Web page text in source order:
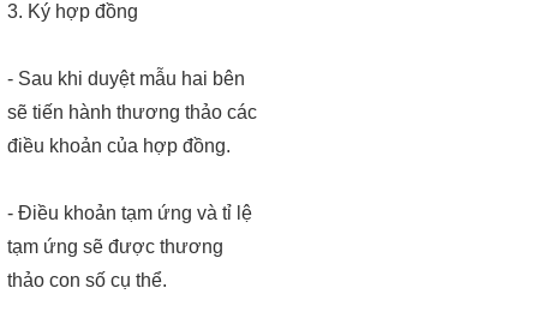
3. Ký hợp đồng
- Sau khi duyệt mẫu hai bên
sẽ tiến hành thương thảo các
điều khoản của hợp đồng.
- Điều khoản tạm ứng và tỉ lệ
tạm ứng sẽ được thương
thảo con số cụ thể.